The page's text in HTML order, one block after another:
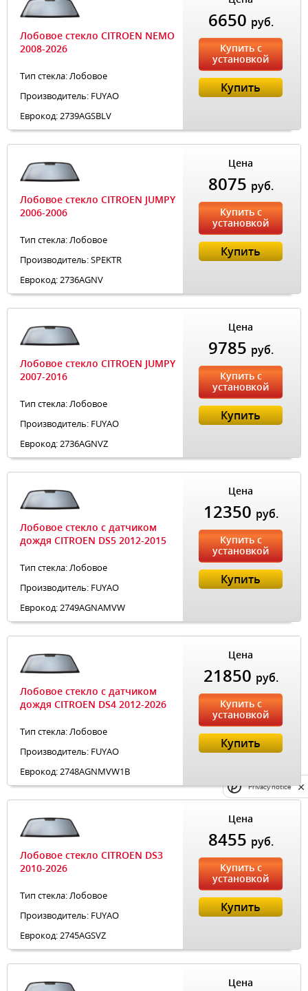
Лобовое стекло CITROEN NEMO
2008-2026
Тип стекла: Лобовое
Производитель: FUYAO
Еврокод: 2739AGSBLV
6650 руб.
Купить с
установкой
Купить
Лобовое стекло CITROEN JUMPY
2006-2006
Тип стекла: Лобовое
Производитель: SPEKTR
Еврокод: 2736AGNV
Цена
8075 руб.
Купить с
установкой
Купить
Лобовое стекло CITROEN JUMPY
2007-2016
Тип стекла: Лобовое
Производитель: FUYAO
Еврокод: 2736AGNVZ
Цена
9785 руб.
Купить с
установкой
Купить
Лобовое стекло с датчиком
дождя CITROEN DS5 2012-2015
Тип стекла: Лобовое
Производитель: FUYAO
Еврокод: 2749AGNAMVW
Цена
12350 руб.
Купить с
установкой
Купить
Лобовое стекло с датчиком
дождя CITROEN DS4 2012-2026
Тип стекла: Лобовое
Производитель: FUYAO
Еврокод: 2748AGNMVW1B
Цена
21850 руб.
Купить с
установкой
Купить
Лобовое стекло CITROEN DS3
2010-2026
Тип стекла: Лобовое
Производитель: FUYAO
Еврокод: 2745AGSVZ
Цена
8455 руб.
Купить с
установкой
Купить
Цена
Privacy notice